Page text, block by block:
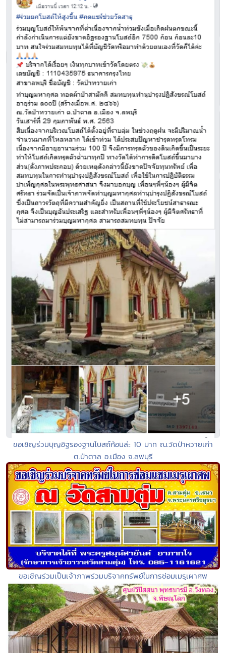
ขอเชิญร่วมบุญอิฐรองฐานโบสถ์ก้อนล่ะ 10 บาท ณ.วัดป่าหวายเก่า
ต.ป่าตาล อ.เมือง จ.ลพบุรี
ขอเชิญร่วมเป็นเจ้าภาพร่วมบริจาคทรัพย์ในการซ่อมเมรุเผาศพ